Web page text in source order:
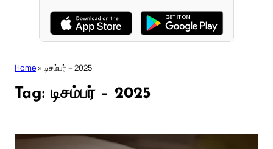
Home » டிசம்பர் – 2025
Tag: டிசம்பர் – 2025